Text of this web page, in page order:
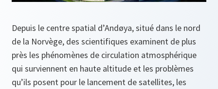
Depuis le centre spatial d’Andøya, situé dans le nord
de la Norvège, des scientifiques examinent de plus
près les phénomènes de circulation atmosphérique
qui surviennent en haute altitude et les problèmes
qu’ils posent pour le lancement de satellites, les